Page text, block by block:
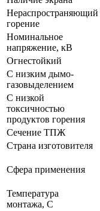
Нераспространяющий
горение
Номинальное
напряжение, кВ
Огнестойкий
С низким дымо-
газовыделением
С низкой
токсичностью
продуктов горения
Сечение ТПЖ
Страна изготовителя
Сфера применения
Температура
монтажа, С